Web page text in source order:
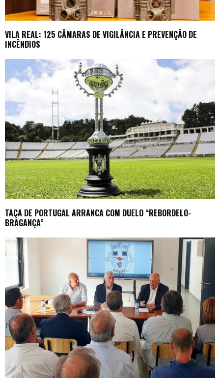
VILA REAL: 125 CÂMARAS DE VIGILÂNCIA E PREVENÇÃO DE
INCÊNDIOS
TAÇA DE PORTUGAL ARRANCA COM DUELO “REBORDELO-
BRAGANÇA”